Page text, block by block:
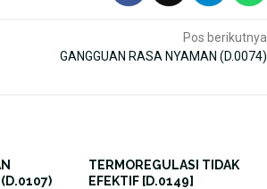
Pos berikutnya
GANGGUAN RASA NYAMAN (D.0074)
TERMOREGULASI TIDAK
EFEKTIF [D.0149]